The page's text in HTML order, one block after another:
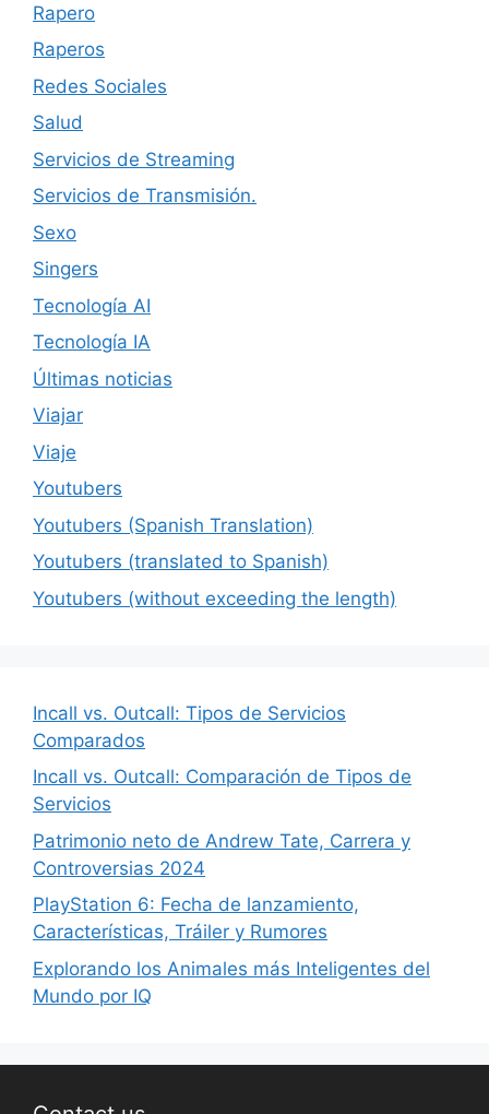
Rapero
Raperos
Redes Sociales
Salud
Servicios de Streaming
Servicios de Transmisión.
Sexo
Singers
Tecnología AI
Tecnología IA
Últimas noticias
Viajar
Viaje
Youtubers
Youtubers (Spanish Translation)
Youtubers (translated to Spanish)
Youtubers (without exceeding the length)
Incall vs. Outcall: Tipos de Servicios
Comparados
Incall vs. Outcall: Comparación de Tipos de
Servicios
Patrimonio neto de Andrew Tate, Carrera y
Controversias 2024
PlayStation 6: Fecha de lanzamiento,
Características, Tráiler y Rumores
Explorando los Animales más Inteligentes del
Mundo por IQ